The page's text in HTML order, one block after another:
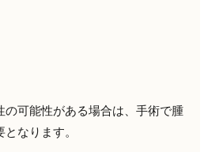
の可能性がある場合は、手術で腫
なります。